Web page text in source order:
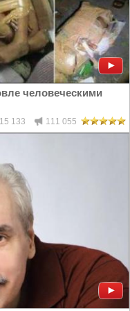
человеческими
133 111 055